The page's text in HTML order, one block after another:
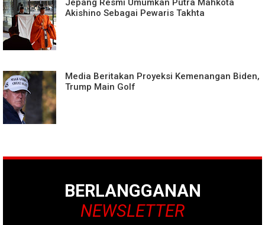
Jepang Resmi Umumkan Putra Mahkota
Akishino Sebagai Pewaris Takhta
Media Beritakan Proyeksi Kemenangan Biden,
Trump Main Golf
BERLANGGANAN
NEWSLETTER